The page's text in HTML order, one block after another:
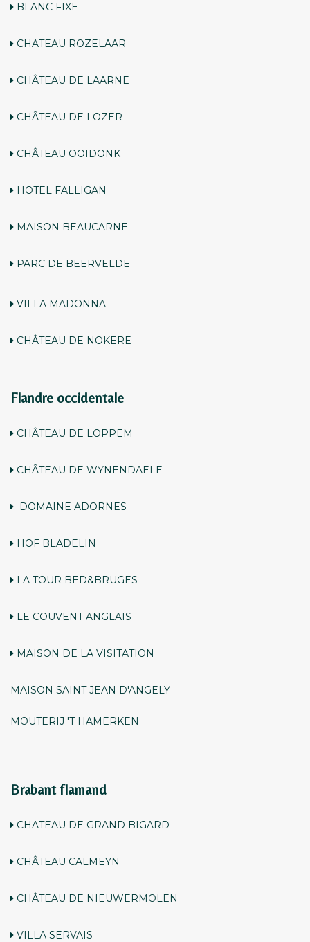
BLANC FIXE
CHATEAU ROZELAAR
CHÂTEAU DE LAARNE
CHÂTEAU DE LOZER
CHÂTEAU OOIDONK
HOTEL FALLIGAN
MAISON BEAUCARNE
PARC DE BEERVELDE
VILLA MADONNA
CHÂTEAU DE NOKERE
Flandre occidentale
CHÂTEAU DE LOPPEM
CHÂTEAU DE WYNENDAELE
DOMAINE ADORNES
HOF BLADELIN
LA TOUR BED&BRUGES
LE COUVENT ANGLAIS
MAISON DE LA VISITATION
MAISON SAINT JEAN D'ANGELY
MOUTERIJ 'T HAMERKEN
Brabant flamand
CHATEAU DE GRAND BIGARD
CHÂTEAU CALMEYN
CHÂTEAU DE NIEUWERMOLEN
VILLA SERVAIS